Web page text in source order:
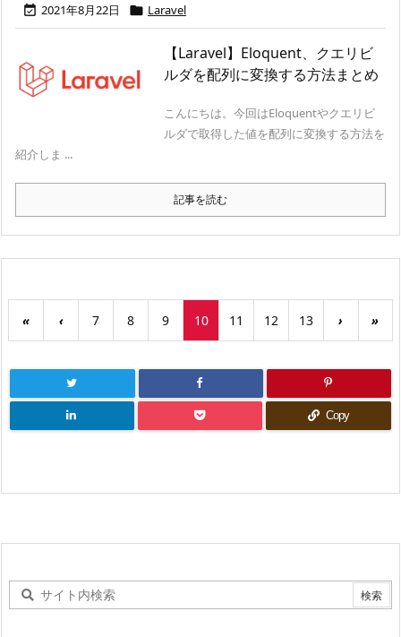
 2021年8月22日  Laravel
【Laravel】Eloquent、クエリビ
ルダを配列に変換する方法まとめ
こんにちは。今回はEloquentやクエリビ
ルダで取得した値を配列に変換する方法を
紹介しま ...
記事を読む
« ‹ 7 8 9 10 11 12 13 › »
Copy